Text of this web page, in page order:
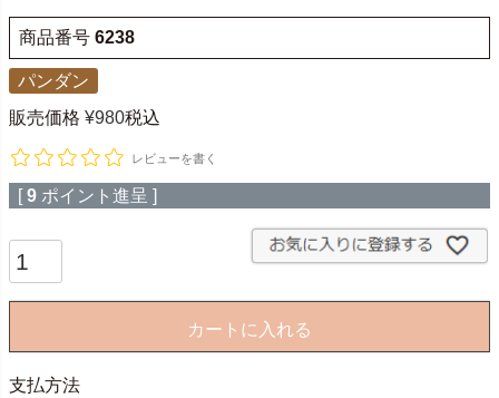
商品番号 6238
パンダン
販売価格 ¥980税込
レビューを書く
[ 9 ポイント進呈 ]
カートに入れる
支払方法